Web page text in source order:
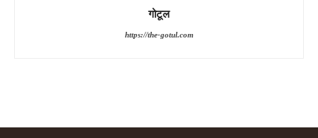
गोटूल
https://the-gotul.com